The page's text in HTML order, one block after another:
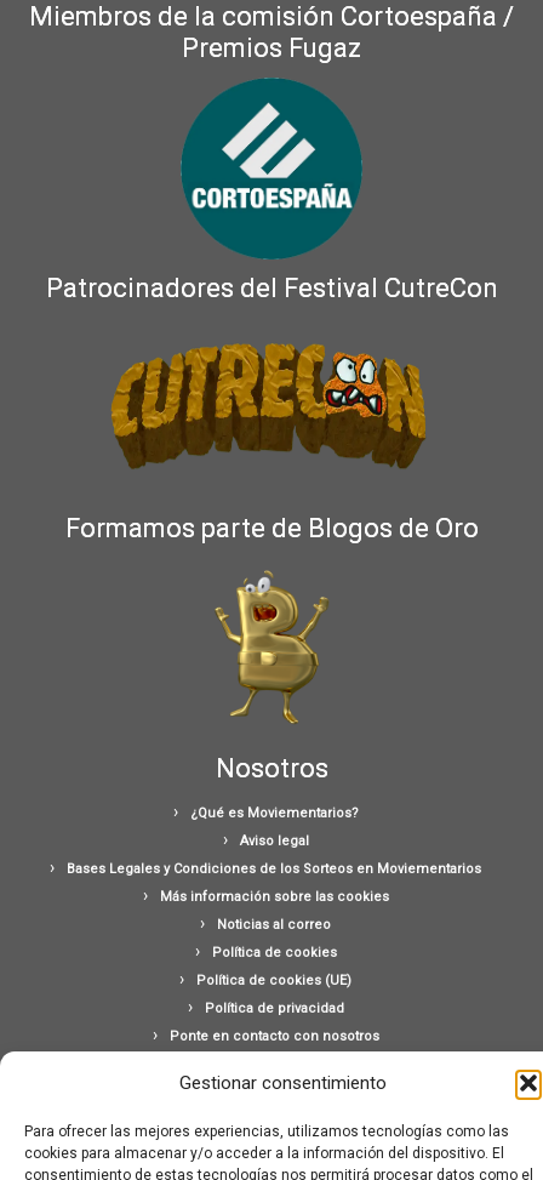
Gestionar consentimiento
Para ofrecer las mejores experiencias, utilizamos tecnologías como las
cookies para almacenar y/o acceder a la información del dispositivo. El
consentimiento de estas tecnologías nos permitirá procesar datos como el
Miembros de la comisión Cortoespaña /
Premios Fugaz
Patrocinadores del Festival CutreCon
Formamos parte de Blogos de Oro
Nosotros
¿Qué es Moviementarios?
Aviso legal
Bases Legales y Condiciones de los Sorteos en Moviementarios
Más información sobre las cookies
Noticias al correo
Política de cookies
Política de cookies (UE)
Política de privacidad
Ponte en contacto con nosotros